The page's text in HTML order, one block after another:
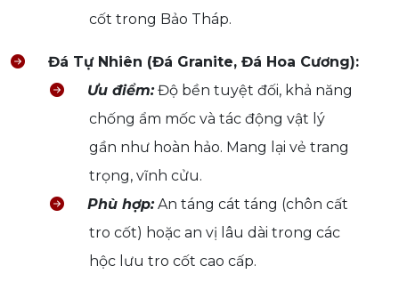
cốt trong Bảo Tháp.
Đá Tự Nhiên (Đá Granite, Đá Hoa Cương):
Ưu điểm:Độ bền tuyệt đối, khả năng
chống ẩm mốc và tác động vật lý
gần như hoàn hảo. Mang lại vẻ trang
trọng, vĩnh cửu.
Phù hợp:An táng cát táng (chôn cất
tro cốt) hoặc an vị lâu dài trong các
hộc lưu tro cốt cao cấp.